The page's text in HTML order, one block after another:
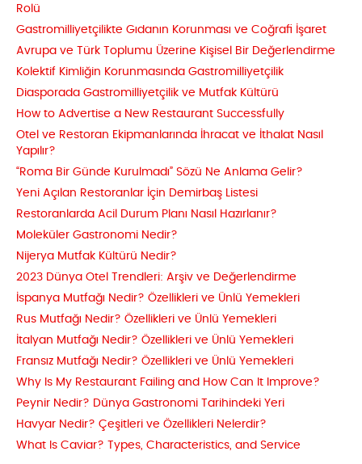
Rolü
Gastromilliyetçilikte Gıdanın Korunması ve Coğrafi İşaret
Avrupa ve Türk Toplumu Üzerine Kişisel Bir Değerlendirme
Kolektif Kimliğin Korunmasında Gastromilliyetçilik
Diasporada Gastromilliyetçilik ve Mutfak Kültürü
How to Advertise a New Restaurant Successfully
Otel ve Restoran Ekipmanlarında İhracat ve İthalat Nasıl
Yapılır?
“Roma Bir Günde Kurulmadı” Sözü Ne Anlama Gelir?
Yeni Açılan Restoranlar İçin Demirbaş Listesi
Restoranlarda Acil Durum Planı Nasıl Hazırlanır?
Moleküler Gastronomi Nedir?
Nijerya Mutfak Kültürü Nedir?
2023 Dünya Otel Trendleri: Arşiv ve Değerlendirme
İspanya Mutfağı Nedir? Özellikleri ve Ünlü Yemekleri
Rus Mutfağı Nedir? Özellikleri ve Ünlü Yemekleri
İtalyan Mutfağı Nedir? Özellikleri ve Ünlü Yemekleri
Fransız Mutfağı Nedir? Özellikleri ve Ünlü Yemekleri
Why Is My Restaurant Failing and How Can It Improve?
Peynir Nedir? Dünya Gastronomi Tarihindeki Yeri
Havyar Nedir? Çeşitleri ve Özellikleri Nelerdir?
What Is Caviar? Types, Characteristics, and Service